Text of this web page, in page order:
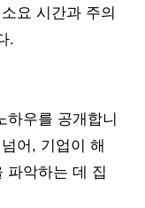
요 시간과 주의
.
하우를 공개합니
어, 기업이 해
파악하는 데 집